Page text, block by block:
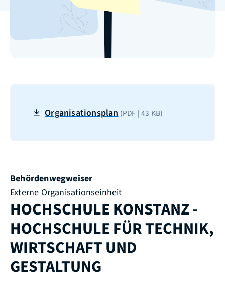
Organisationsplan(PDF | 43 KB)
Behördenwegweiser
Externe Organisationseinheit
HOCHSCHULE KONSTANZ -
HOCHSCHULE FÜR TECHNIK,
WIRTSCHAFT UND
GESTALTUNG